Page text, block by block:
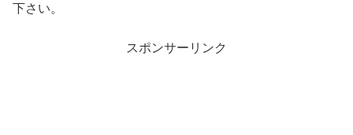
下さい。
スポンサーリンク